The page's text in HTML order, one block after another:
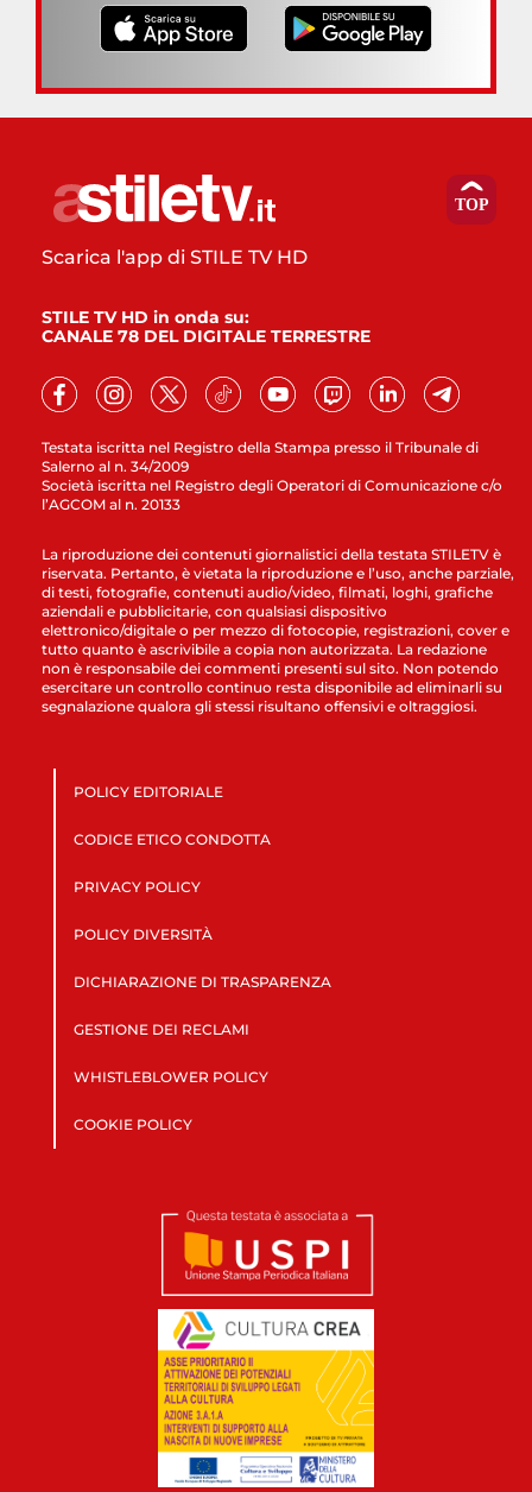
Testata iscritta nel Registro della Stampa presso il Tribunale di
Salerno al n. 34/2009
Società iscritta nel Registro degli Operatori di Comunicazione c/o
l’AGCOM al n. 20133
Scarica l'app di STILE TV HD
STILE TV HD in onda su:
CANALE 78 DEL DIGITALE TERRESTRE
La riproduzione dei contenuti giornalistici della testata STILETV è
riservata. Pertanto, è vietata la riproduzione e l’uso, anche parziale,
di testi, fotografie, contenuti audio/video, filmati, loghi, grafiche
aziendali e pubblicitarie, con qualsiasi dispositivo
elettronico/digitale o per mezzo di fotocopie, registrazioni, cover e
tutto quanto è ascrivibile a copia non autorizzata. La redazione
non è responsabile dei commenti presenti sul sito. Non potendo
esercitare un controllo continuo resta disponibile ad eliminarli su
segnalazione qualora gli stessi risultano offensivi e oltraggiosi.
POLICY EDITORIALE
CODICE ETICO CONDOTTA
PRIVACY POLICY
POLICY DIVERSITÀ
DICHIARAZIONE DI TRASPARENZA
GESTIONE DEI RECLAMI
WHISTLEBLOWER POLICY
COOKIE POLICY